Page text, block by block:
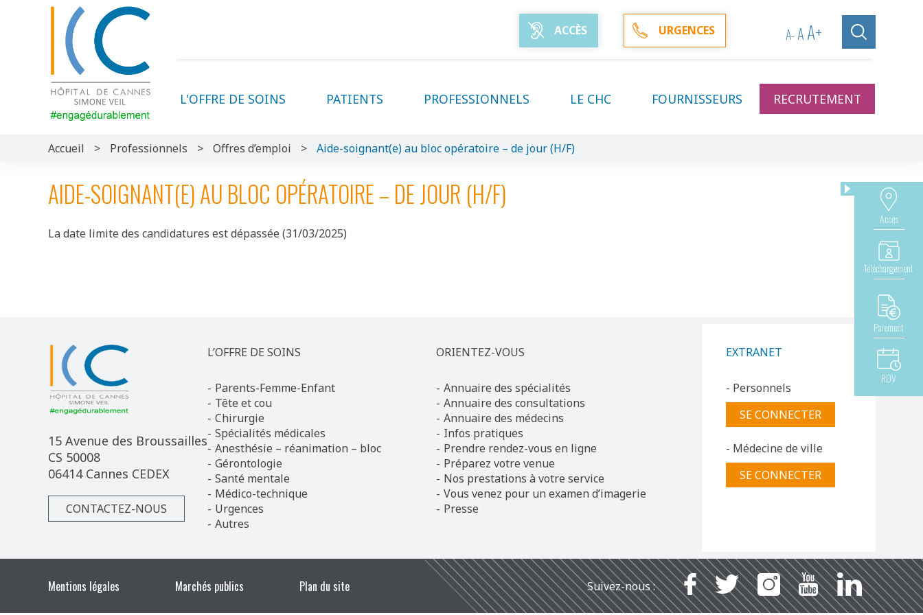
Accès
Téléchargement
Paiement
RDV
ACCÈS URGENCES A- AA+
L'OFFRE DE SOINS PATIENTS PROFESSIONNELS LE CHC FOURNISSEURS RECRUTEMENT
Accueil > Professionnels > Offres d’emploi > Aide-soignant(e) au bloc opératoire – de jour (H/F)
AIDE-SOIGNANT(E) AU BLOC OPÉRATOIRE – DE JOUR (H/F)
La date limite des candidatures est dépassée (31/03/2025)
15 Avenue des Broussailles
CS 50008
06414 Cannes CEDEX
CONTACTEZ-NOUS
L’OFFRE DE SOINS
Parents-Femme-Enfant
Tête et cou
Chirurgie
Spécialités médicales
Anesthésie – réanimation – bloc
Gérontologie
Santé mentale
Médico-technique
Urgences
Autres
ORIENTEZ-VOUS
Annuaire des spécialités
Annuaire des consultations
Annuaire des médecins
Infos pratiques
Prendre rendez-vous en ligne
Préparez votre venue
Nos prestations à votre service
Vous venez pour un examen d’imagerie
Presse
EXTRANET
- Personnels
SE CONNECTER
- Médecine de ville
SE CONNECTER
Mentions légales Marchés publics Plan du site Suivez-nous :